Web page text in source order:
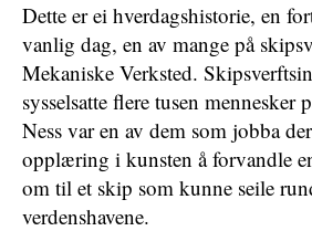
Dette er ei hverdagshistorie, en
vanlig dag, en av mange på
Mekaniske Verksted.
sysselsatte flere tusen mennesker
Ness var en av dem som jobba
opplæring i kunsten å forvandle
om til et skip som kunne seile
verdenshavene.